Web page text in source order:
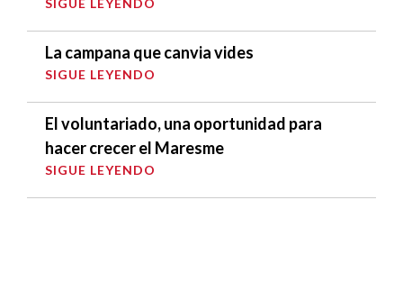
SIGUE LEYENDO
La campana que canvia vides
SIGUE LEYENDO
El voluntariado, una oportunidad para
hacer crecer el Maresme
SIGUE LEYENDO